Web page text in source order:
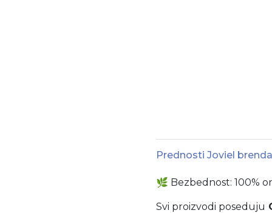
Prednosti Joviel brenda
🌿 Bezbednost: 100%
Svi proizvodi poseduju